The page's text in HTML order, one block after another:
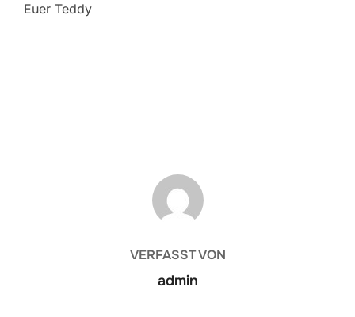
Euer Teddy
BEITRAGSAUTOR
VERFASST VON
admin